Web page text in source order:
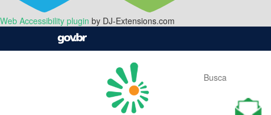
Web Accessibility plugin by DJ-Extensions.com